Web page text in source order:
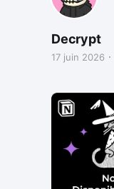
Decrypt
17 juin 2026